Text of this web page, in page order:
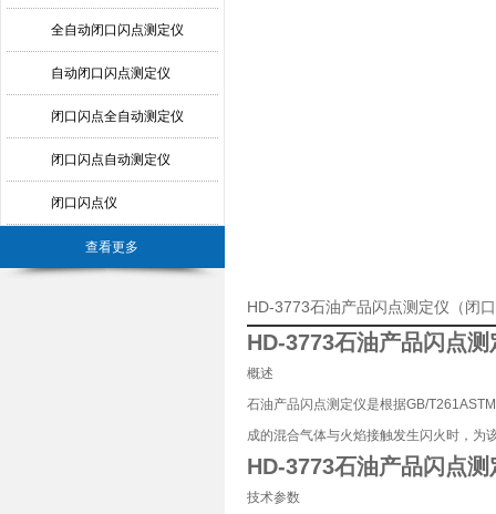
全自动闭口闪点测定仪
自动闭口闪点测定仪
闭口闪点全自动测定仪
闭口闪点自动测定仪
闭口闪点仪
查看更多
HD-3773石油产品闪点测定仪（闭
HD-3773石油产品闪点
概述
石油产品闪点测定仪是根据GB/
成的混合气体与火焰接触发生闪火时，为
HD-3773石油产品闪点
技术参数